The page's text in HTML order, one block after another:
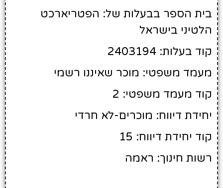
בית הספר בבעלות של: הפטריארכט
הלטיני בישראל
קוד בעלות: 2403194
מעמד משפטי: מוכר שאיננו רשמי
קוד מעמד משפטי: 2
יחידת דיווח: מוכרים-לא חרדי
קוד יחידת דיווח: 15
רשות חינוך: ראמה